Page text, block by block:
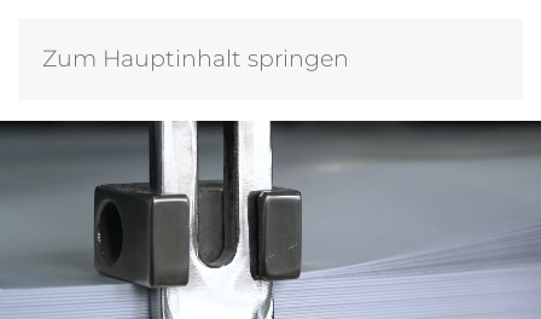
Zum Hauptinhalt springen